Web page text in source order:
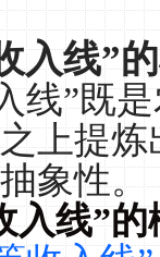
入线”
线”既
上提
象性。
入线”的